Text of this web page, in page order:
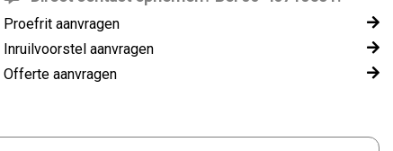
Proefrit aanvragen
Inruilvoorstel aanvragen
Offerte aanvragen